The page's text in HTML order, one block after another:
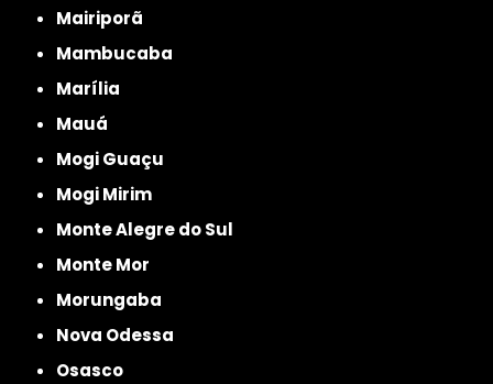
Mairiporã
Mambucaba
Marília
Mauá
Mogi Guaçu
Mogi Mirim
Monte Alegre do Sul
Monte Mor
Morungaba
Nova Odessa
Osasco